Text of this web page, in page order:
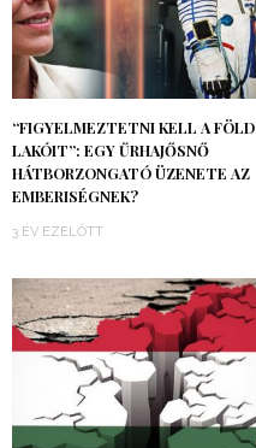
“FIGYELMEZTETNI KELL A FÖLD
LAKÓIT”: EGY ŰRHAJŐSNŐ
HÁTBORZONGATÓ ÜZENETE AZ
EMBERISÉGNEK?
3 ÉV EZELŐTT